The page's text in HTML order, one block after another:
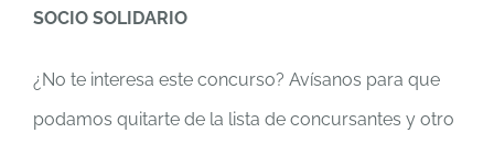
SOCIO SOLIDARIO
¿No te interesa este concurso? Avísanos para que
podamos quitarte de la lista de concursantes y otro